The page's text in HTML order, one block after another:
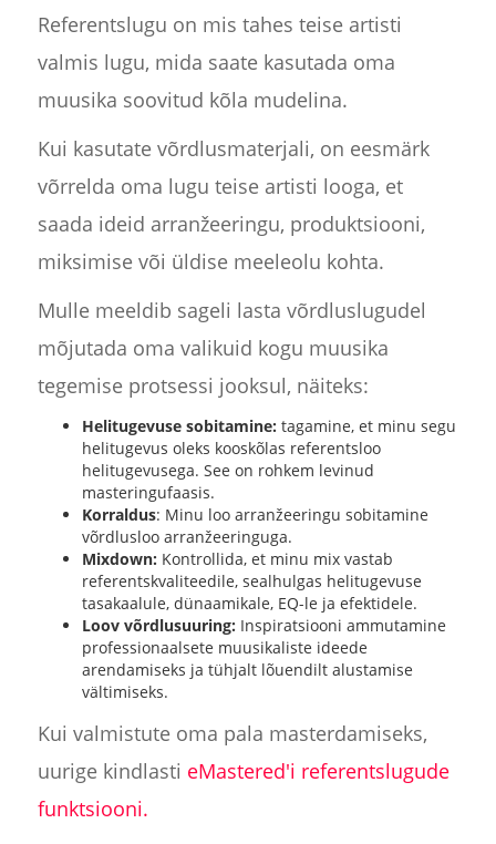
Referentslugu on mis tahes teise artisti
valmis lugu, mida saate kasutada oma
muusika soovitud kõla mudelina.
Kui kasutate võrdlusmaterjali, on eesmärk
võrrelda oma lugu teise artisti looga, et
saada ideid arranžeeringu, produktsiooni,
miksimise või üldise meeleolu kohta.
Mulle meeldib sageli lasta võrdluslugudel
mõjutada oma valikuid kogu muusika
tegemise protsessi jooksul, näiteks:
Helitugevuse sobitamine: tagamine, et minu segu
helitugevus oleks kooskõlas referentsloo
helitugevusega. See on rohkem levinud
masteringufaasis.
Korraldus: Minu loo arranžeeringu sobitamine
võrdlusloo arranžeeringuga.
Mixdown: Kontrollida, et minu mix vastab
referentskvaliteedile, sealhulgas helitugevuse
tasakaalule, dünaamikale, EQ-le ja efektidele.
Loov võrdlusuuring: Inspiratsiooni ammutamine
professionaalsete muusikaliste ideede
arendamiseks ja tühjalt lõuendilt alustamise
vältimiseks.
Kui valmistute oma pala masterdamiseks,
uurige kindlasti eMastered'i referentslugude
funktsiooni.